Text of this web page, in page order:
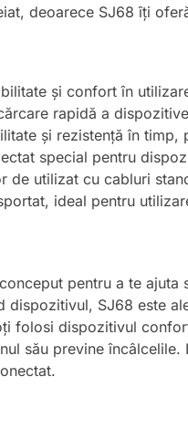
deoarece SJ68 îți
și confort în
rapidă a
și rezistență în timp,
special pentru
de utilizat cu cabluri
ideal pentru
pentru a te
dispozitivul, SJ68 este
folosi dispozitivul
său previne